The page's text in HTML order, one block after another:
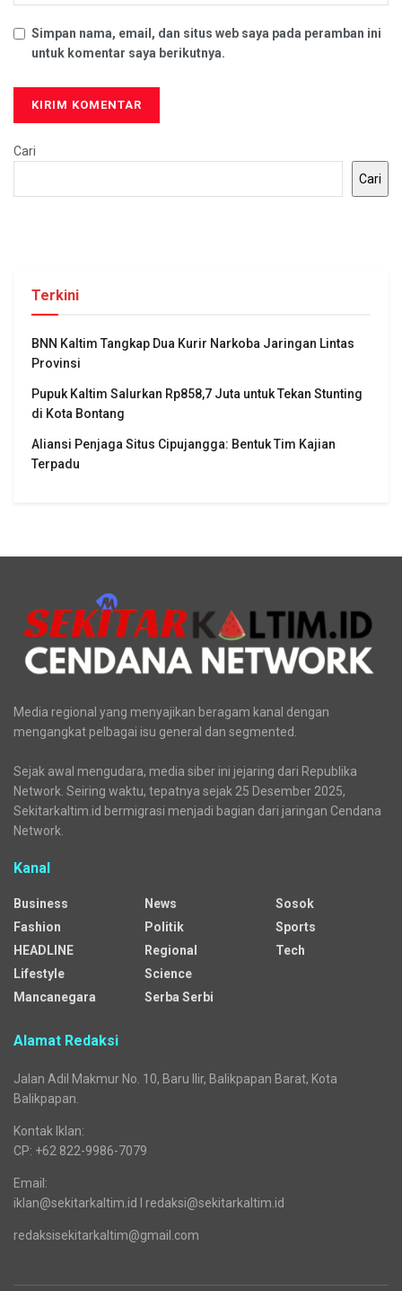
Simpan nama, email, dan situs web saya pada peramban ini
untuk komentar saya berikutnya.
Cari
Cari
Terkini
Provinsi
di Kota Bontang
Aliansi Penjaga Situs Cipujangga: Bentuk Tim Kajian
Terpadu
mengangkat pelbagai isu general dan segmented.
Sejak awal mengudara, media siber ini jejaring dari Republika
Network. Seiring waktu, tepatnya sejak 25 Desember 2025,
Network.
Fashion
Politik
Sports